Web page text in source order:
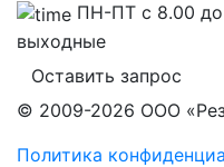
ПН-ПТ с 8.00
выходные
Оставить запрос
© 2009-2026 ООО
Политика